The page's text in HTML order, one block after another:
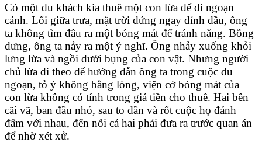
Có một du khách kia thuê một con lừa để đi ngoạn
cảnh. Lối giữa trưa, mặt trời đứng ngay đỉnh đầu, ông
ta không tìm đâu ra một bóng mát để tránh nắng. Bỗng
dưng, ông ta nảy ra một ý nghĩ. Ông nhảy xuống khỏi
lưng lừa và ngồi dưới bụng của con vật. Nhưng người
chủ lừa đi theo để hướng dẫn ông ta trong cuộc du
ngoạn, tỏ ý không bằng lòng, viện cớ bóng mát của
con lừa không có tính trong giá tiền cho thuê. Hai bên
cãi vã, ban đầu nhỏ, sau to dần và rốt cuộc họ đánh
đấm với nhau, đến nỗi cả hai phải đưa ra trước quan án
để nhờ xét xử.